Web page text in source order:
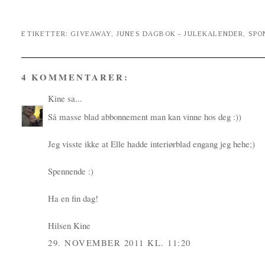
ETIKETTER: GIVEAWAY, JUNES DAGBOK - JULEKALENDER,
4 KOMMENTARER:
Kine sa...
Så masse blad abbonnement man kan vinne hos deg :))
Jeg visste ikke at Elle hadde interiørblad engang jeg hehe;)
Spennende :)
Ha en fin dag!
Hilsen Kine
29. NOVEMBER 2011 KL. 11:20